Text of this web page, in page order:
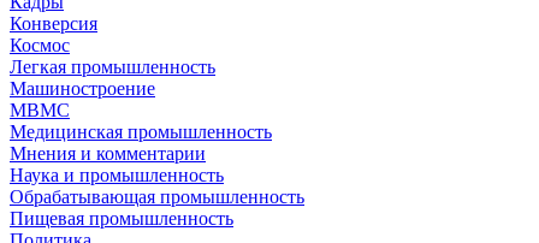
Конверсия
Космос
Легкая промышленность
Машиностроение
МВМС
Медицинская промышленность
Мнения и комментарии
Наука и промышленность
Обрабатывающая промышленность
Пищевая промышленность